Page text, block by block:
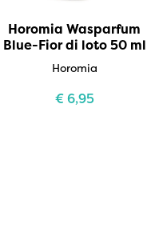
Horomia Wasparfum
Blue-Fior di loto 50 ml
Horomia
€6,95